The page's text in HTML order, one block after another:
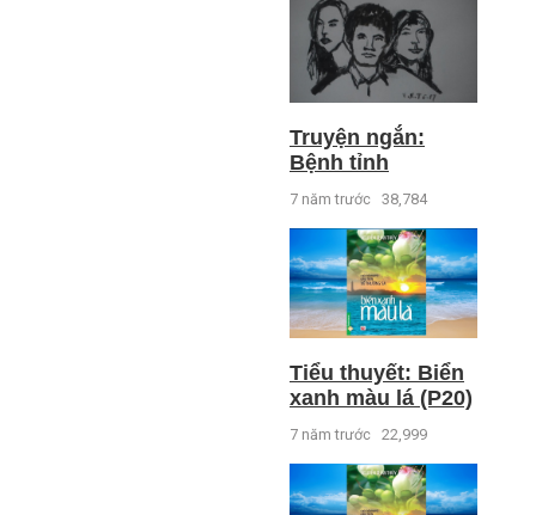
Truyện ngắn:
Bệnh tỉnh
7 năm trước 38,784
Tiểu thuyết: Biển
xanh màu lá (P20)
7 năm trước 22,999